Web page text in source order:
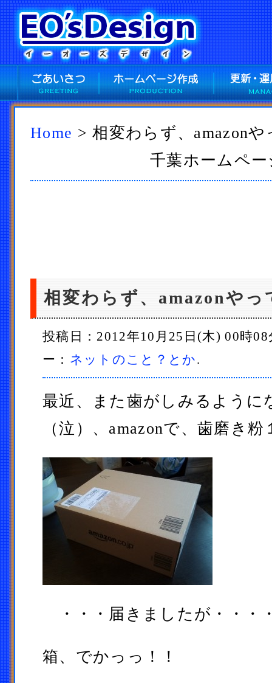
Home > 相変わらず、amazon
千葉ホームペー
相変わらず、amazonやっ
投稿日：2012年10月25日(木) 00時
ー： ネットのこと？とか.
最近、また歯がしみるように
（泣）、amazonで、歯磨き
・・・届きましたが・・・
箱、でかっっ！！